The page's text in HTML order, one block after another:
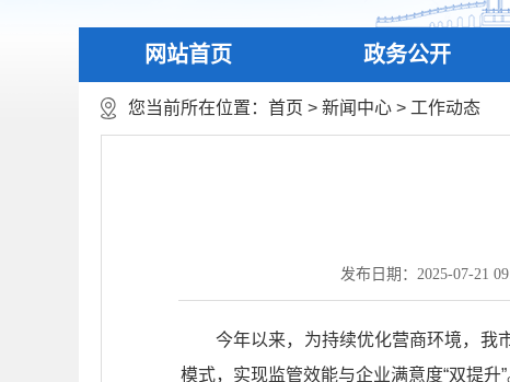
网站首页 政务公开
您当前所在位置： 首页 > 新闻中心 > 工作动态
发布日期：2025-07-21
今年以来，为持续优化营商环境，我
模式，实现监管效能与企业满意度“双提升”